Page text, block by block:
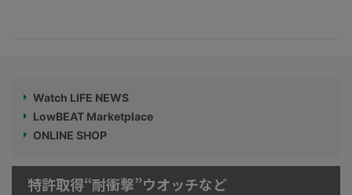
Watch LIFE NEWS
LowBEAT Marketplace
ONLINE SHOP
特許取得“耐衝撃”ウオッチなど